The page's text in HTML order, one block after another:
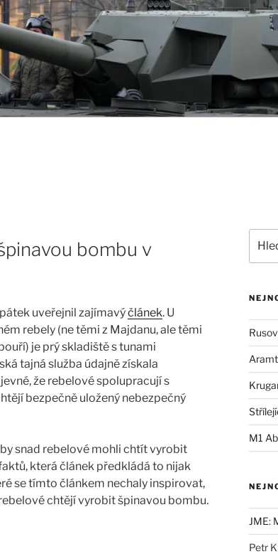
bombu v
uveřejnil zajímavýčlánek. U
rebely (ne těmi z Majdanu, ale těmi
je prý skladiště s tunami
tajná služba údajně získala
že rebelové spolupracují s
bezpečně uložený nebezpečný
snad rebelové mohli chtít vyrobit
která článek předkládá to nijak
se tímto článkem nechaly inspirovat,
chtějí vyrobit špinavou bombu.
M1
JME:
Petr